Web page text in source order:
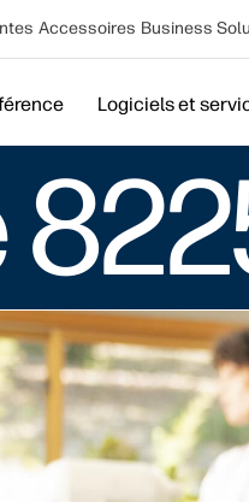
Accessoires Business
Logiciels et